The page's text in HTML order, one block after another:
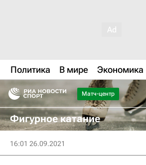
Политика В мире Экономика
Матч-центр
Фигурное катание
16:01 26.09.2021